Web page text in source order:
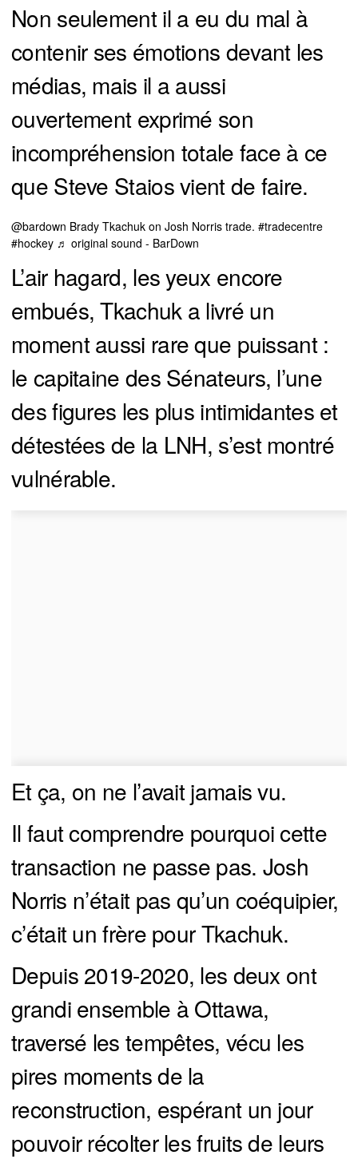
Non seulement il a eu du mal à
contenir ses émotions devant les
médias, mais il a aussi
ouvertement exprimé son
incompréhension totale face à ce
que Steve Staios vient de faire.
@bardown Brady Tkachuk on Josh Norris trade. #tradecentre
#hockey ♬ original sound - BarDown
L’air hagard, les yeux encore
embués, Tkachuk a livré un
moment aussi rare que puissant :
le capitaine des Sénateurs, l’une
des figures les plus intimidantes et
détestées de la LNH, s’est montré
vulnérable.
Et ça, on ne l’avait jamais vu.
Il faut comprendre pourquoi cette
transaction ne passe pas. Josh
Norris n’était pas qu’un coéquipier,
c’était un frère pour Tkachuk.
Depuis 2019-2020, les deux ont
grandi ensemble à Ottawa,
traversé les tempêtes, vécu les
pires moments de la
reconstruction, espérant un jour
pouvoir récolter les fruits de leurs